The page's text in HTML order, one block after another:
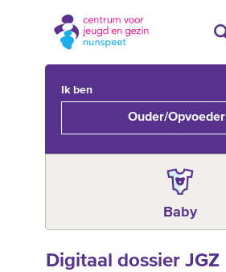
Ik ben
Ouder/Opvoeder
Baby
Digitaal dossier JGZ